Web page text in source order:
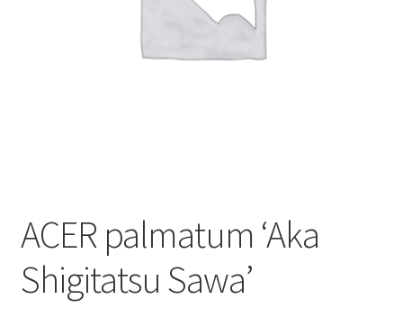
ACER palmatum ‘Aka
Shigitatsu Sawa’